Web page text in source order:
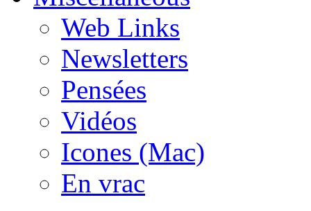
Web Links
Newsletters
Pensées
Vidéos
Icones (Mac)
En vrac